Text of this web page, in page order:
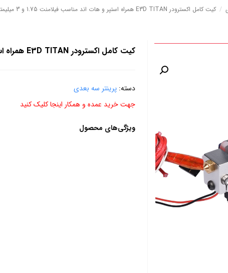
/ کیت کامل اکسترودر E3D TITAN همراه استپر و هات اند مناسب فیلامنت 1.75 و 3 میلیمتر
کیت کامل اکسترودر E3D TITAN همراه استپر و هات اند مناسب فیلامنت 1.75 و 3 میلیمتر
دسته: پرینتر سه بعدی
جهت خرید عمده و همکار اینجا کلیک کنید
ویژگی‌های محصول